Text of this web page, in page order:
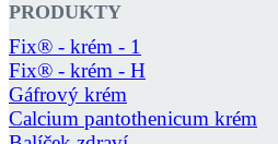
PRODUKTY
Fix® - krém - 1
Fix® - krém - H
Gáfrový krém
Calcium pantothenicum krém